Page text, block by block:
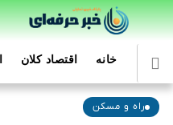
خانه اقتصاد کلان
راه و مسکن